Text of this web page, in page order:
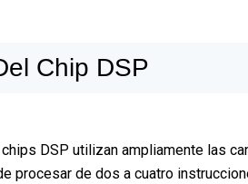
Chip DSP
DSP utilizan ampliamente las
de dos a cuatro